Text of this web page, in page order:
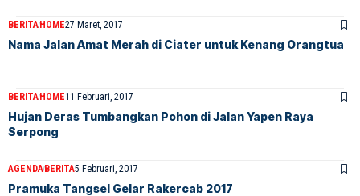
BERITAHOME27 Maret, 2017
Nama Jalan Amat Merah di Ciater untuk Kenang Orangtua
BERITAHOME11 Februari, 2017
Hujan Deras Tumbangkan Pohon di Jalan Yapen Raya
Serpong
AGENDABERITA5 Februari, 2017
Pramuka Tangsel Gelar Rakercab 2017